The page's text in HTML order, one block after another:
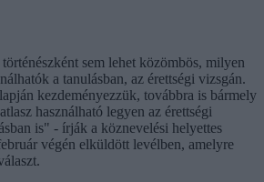
sem lehet közömbös, milyen
a tanulásban, az érettségi vizsgán.
kezdeményezzük, továbbra is bármely
használható legyen az érettségi
is" - írják a köznevelési helyettes
végén elküldött levélben, amelyre